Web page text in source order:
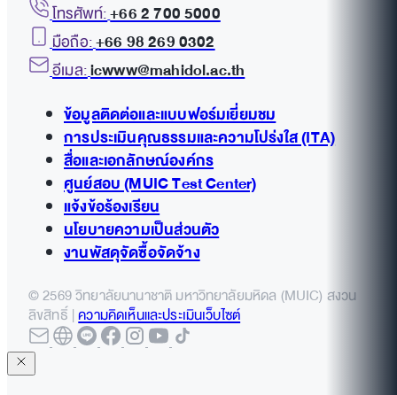
โทรศัพท์:+66 2 700 5000
มือถือ:+66 98 269 0302
อีเมล:icwww@mahidol.ac.th
ข้อมูลติดต่อและแบบฟอร์มเยี่ยมชม
การประเมินคุณธรรมและความโปร่งใส (ITA)
สื่อและเอกลักษณ์องค์กร
ศูนย์สอบ (MUIC Test Center)
แจ้งข้อร้องเรียน
นโยบายความเป็นส่วนตัว
งานพัสดุจัดซื้อจัดจ้าง
© 2569 วิทยาลัยนานาชาติ มหาวิทยาลัยมหิดล (MUIC) สงวน
ลิขสิทธิ์ |ความคิดเห็นและประเมินเว็บไซต์